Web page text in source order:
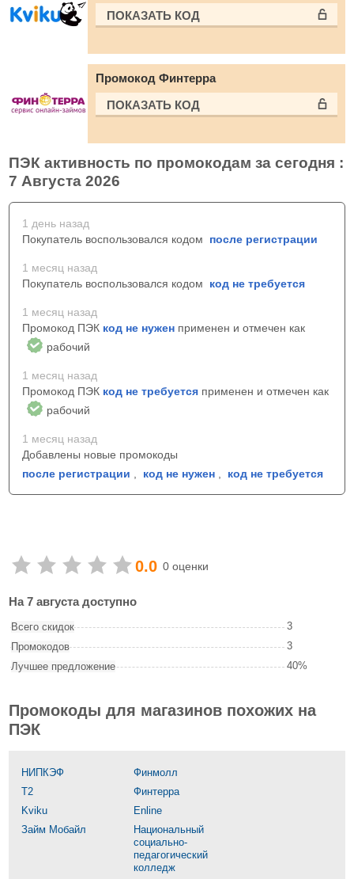
ПОКАЗАТЬ КОД
Промокод Финтерра
ПОКАЗАТЬ КОД
ПЭК активность по промокодам за сегодня :
7 Августа 2026
1 день назад
Покупатель воспользовался кодом после регистрации
1 месяц назад
Покупатель воспользовался кодом код не требуется
1 месяц назад
Промокод ПЭК код не нужен применен и отмечен как
рабочий
1 месяц назад
Промокод ПЭК код не требуется применен и отмечен как
рабочий
1 месяц назад
Добавлены новые промокоды
после регистрации
код не нужен код не требуется
0.0 0 оценки
На 7 августа доступно
Всего скидок
3
Промокодов
3
Лучшее предложение
40%
Промокоды для магазинов похожих на
ПЭК
НИПКЭФ
Финмолл
T2
Финтерра
Kviku
Enline
Займ Мобайл
Национальный
социально-
педагогический
колледж